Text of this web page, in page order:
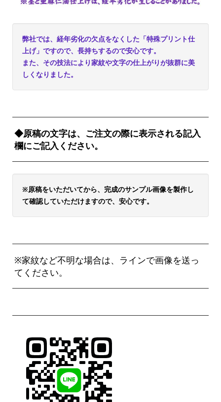
弊社では、経年劣化の欠点をなくした「特殊プリント仕
上げ」ですので、長持ちするので安心です。
また、その技法により家紋や文字の仕上がりが抜群に美
しくなりました。
◆原稿の文字は、ご注文の際に表示される記入
欄にご記入ください。
※原稿をいただいてから、完成のサンプル画像を製作し
て確認していただけますので、安心です。
※家紋など不明な場合は、ラインで画像を送っ
てください。